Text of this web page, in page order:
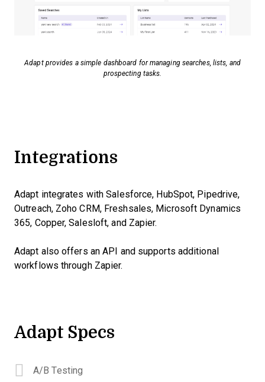
Adapt provides a simple dashboard for managing searches, lists, and
prospecting tasks.
Integrations
Adapt integrates with Salesforce, HubSpot, Pipedrive,
Outreach, Zoho CRM, Freshsales, Microsoft Dynamics
365, Copper, Salesloft, and Zapier.
Adapt also offers an API and supports additional
workflows through Zapier.
Adapt Specs
A/B Testing